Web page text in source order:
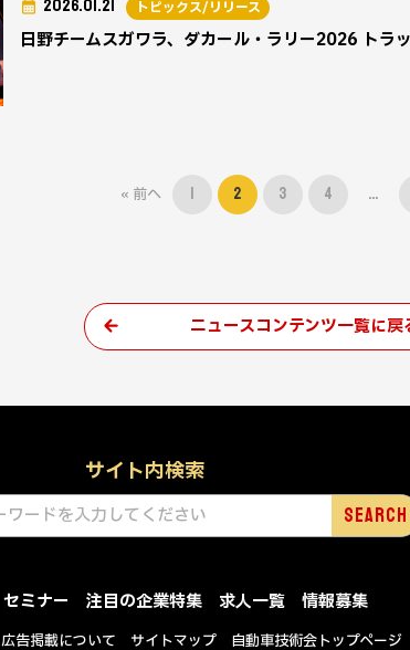
日野チームスガワラ、ダカール・ラリー2026 ト
2026.01.21 トピックス/リリース
« 前へ 1 2 3 4 …
ニュースコンテンツ一覧に戻
サイト内検索
セミナー 注目の企業特集 求人一覧
情報募集
広告掲載について サイトマップ 自動車技術会トップページ